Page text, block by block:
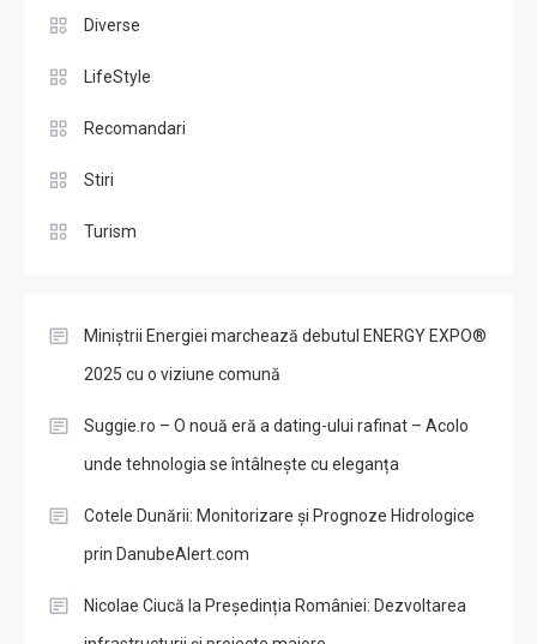
Diverse
LifeStyle
Recomandari
Stiri
Turism
Miniștrii Energiei marchează debutul ENERGY EXPO®
2025 cu o viziune comună
Suggie.ro – O nouă eră a dating-ului rafinat – Acolo
unde tehnologia se întâlnește cu eleganța
Cotele Dunării: Monitorizare și Prognoze Hidrologice
prin DanubeAlert.com
Nicolae Ciucă la Președinția României: Dezvoltarea